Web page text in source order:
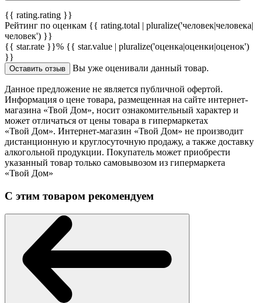
{{ rating.rating }}
Рейтинг по оценкам {{ rating.total | pluralize('человек|человека|
человек') }}
{{ star.rate }}% {{ star.value | pluralize('оценка|оценки|оценок')
}}
Оставить отзыв Вы уже оценивали данный товар.
Данное предложение не является публичной офертой.
Информация о цене товара, размещенная на сайте интернет-
магазина «Твой Дом», носит ознакомительный характер и
может отличаться от цены товара в гипермаркетах
«Твой Дом». Интернет-магазин «Твой Дом» не производит
дистанционную и круглосуточную продажу, а также доставку
алкогольной продукции. Покупатель может приобрести
указанный товар только самовывозом из гипермаркета
«Твой Дом»
С этим товаром рекомендуем